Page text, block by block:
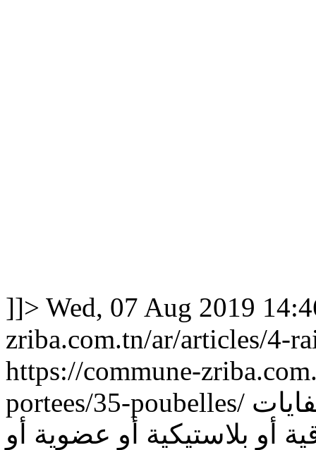
]]> Wed, 07 Aug 2019
zriba.com.tn/ar/articles/4-
https://commune-
portees/35-poubelles/
أو بلاستيكية أو عضوية أو